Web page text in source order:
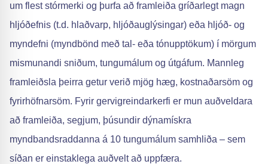
um flest stórmerki og þurfa að framleiða gríðarlegt magn
hljóðefnis (t.d. hlaðvarp, hljóðauglýsingar) eða hljóð- og
myndefni (myndbönd með tal- eða tónupptökum) í mörgum
mismunandi sniðum, tungumálum og útgáfum. Mannleg
framleiðsla þeirra getur verið mjög hæg, kostnaðarsöm og
fyrirhöfnarsöm. Fyrir gervigreindarkerfi er mun auðveldara
að framleiða, segjum, þúsundir dýnamískra
myndbandsraddanna á 10 tungumálum samhliða – sem
síðan er einstaklega auðvelt að uppfæra.